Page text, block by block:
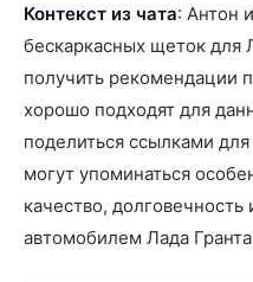
Контекст из чата: Антон
бескаркасных щеток для
получить рекомендации
хорошо подходят для
поделиться ссылками
могут упоминаться
качество,
автомобилем Лада